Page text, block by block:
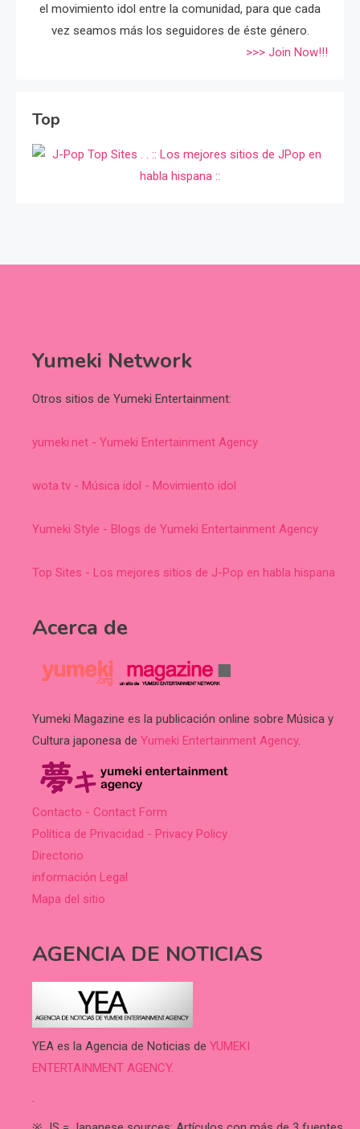
el movimiento idol entre la comunidad, para que cada
vez seamos más los seguidores de éste género.
>>> Join Now!!!
Top
Yumeki Network
Otros sitios de Yumeki Entertainment:
yumeki.net - Yumeki Entertainment Agency
wota.tv - Música idol - Movimiento idol
Yumeki Style - Blogs de Yumeki Entertainment Agency
Top Sites - Los mejores sitios de J-Pop en habla hispana
Acerca de
Yumeki Magazine es la publicación online sobre Música y
Cultura japonesa de Yumeki Entertainment Agency.
Contacto - Contact Form
Política de Privacidad - Privacy Policy
Directorio
información Legal
Mapa del sitio
AGENCIA DE NOTICIAS
YEA es la Agencia de Noticias de YUMEKI
ENTERTAINMENT AGENCY.
.